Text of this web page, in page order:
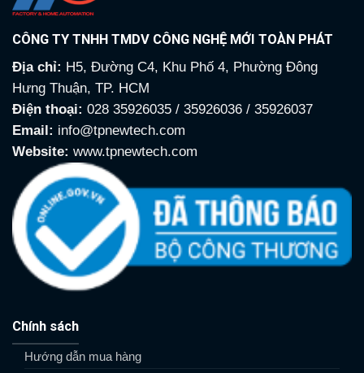
CÔNG TY TNHH TMDV CÔNG NGHỆ MỚI TOÀN PHÁT
Địa chỉ: H5, Đường C4, Khu Phố 4, Phường Đông
Hưng Thuận, TP. HCM
Điện thoại: 028 35926035 / 35926036 / 35926037
Email: info@tpnewtech.com
Website: www.tpnewtech.com
Chính sách
Hướng dẫn mua hàng